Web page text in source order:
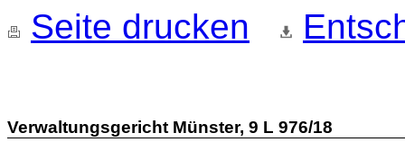
Seite drucken
Verwaltungsgericht Münster, 9 L 976/18